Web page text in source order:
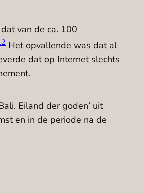
van de ca. 100
2 Het opvallende was dat al
dat op Internet slechts
Eiland der goden’ uit
en in de periode na de